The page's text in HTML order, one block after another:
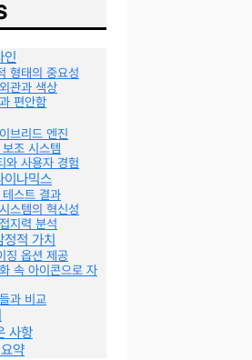
인
형태의 중요성
관과 색상
편안함
브리드 엔진
조 시스템
와 사용자 경험
이나믹스
스트 결과
스템의 혁신성
지력 분석
적 가치
징 옵션 제공
속 아이콘으로 자
과 비교
사항
약